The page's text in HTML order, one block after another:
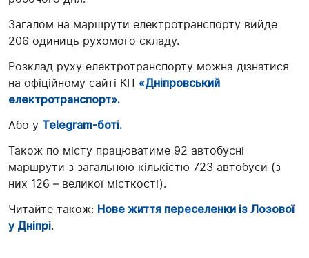
Загалом на маршрути електротранспорту вийде
206 одиниць рухомого складу.
Розклад руху електротранспорту можна дізнатися
на офіційному сайті КП «Дніпровський
електротранспорт».
Або у Telegram-боті.
Також по місту працюватиме 92 автобусні
маршрути з загальною кількістю 723 автобуси (з
них 126 – великої місткості).
Читайте також: Нове життя переселенки із Лозової
у Дніпрі.